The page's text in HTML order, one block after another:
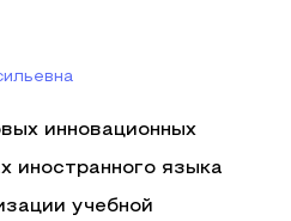
инновационных
иностранного языка
учебной